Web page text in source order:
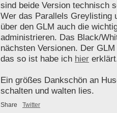
sind beide Version technisch
Wer das Parallels Greylisting
über den GLM auch die
administrieren. Das Black/
nächsten Versionen. Der
das so ist habe ich hier
Ein größes Dankschön an
schalten und walten lies.
Share Twitter